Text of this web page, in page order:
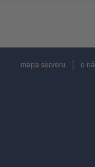
mapa serveru o